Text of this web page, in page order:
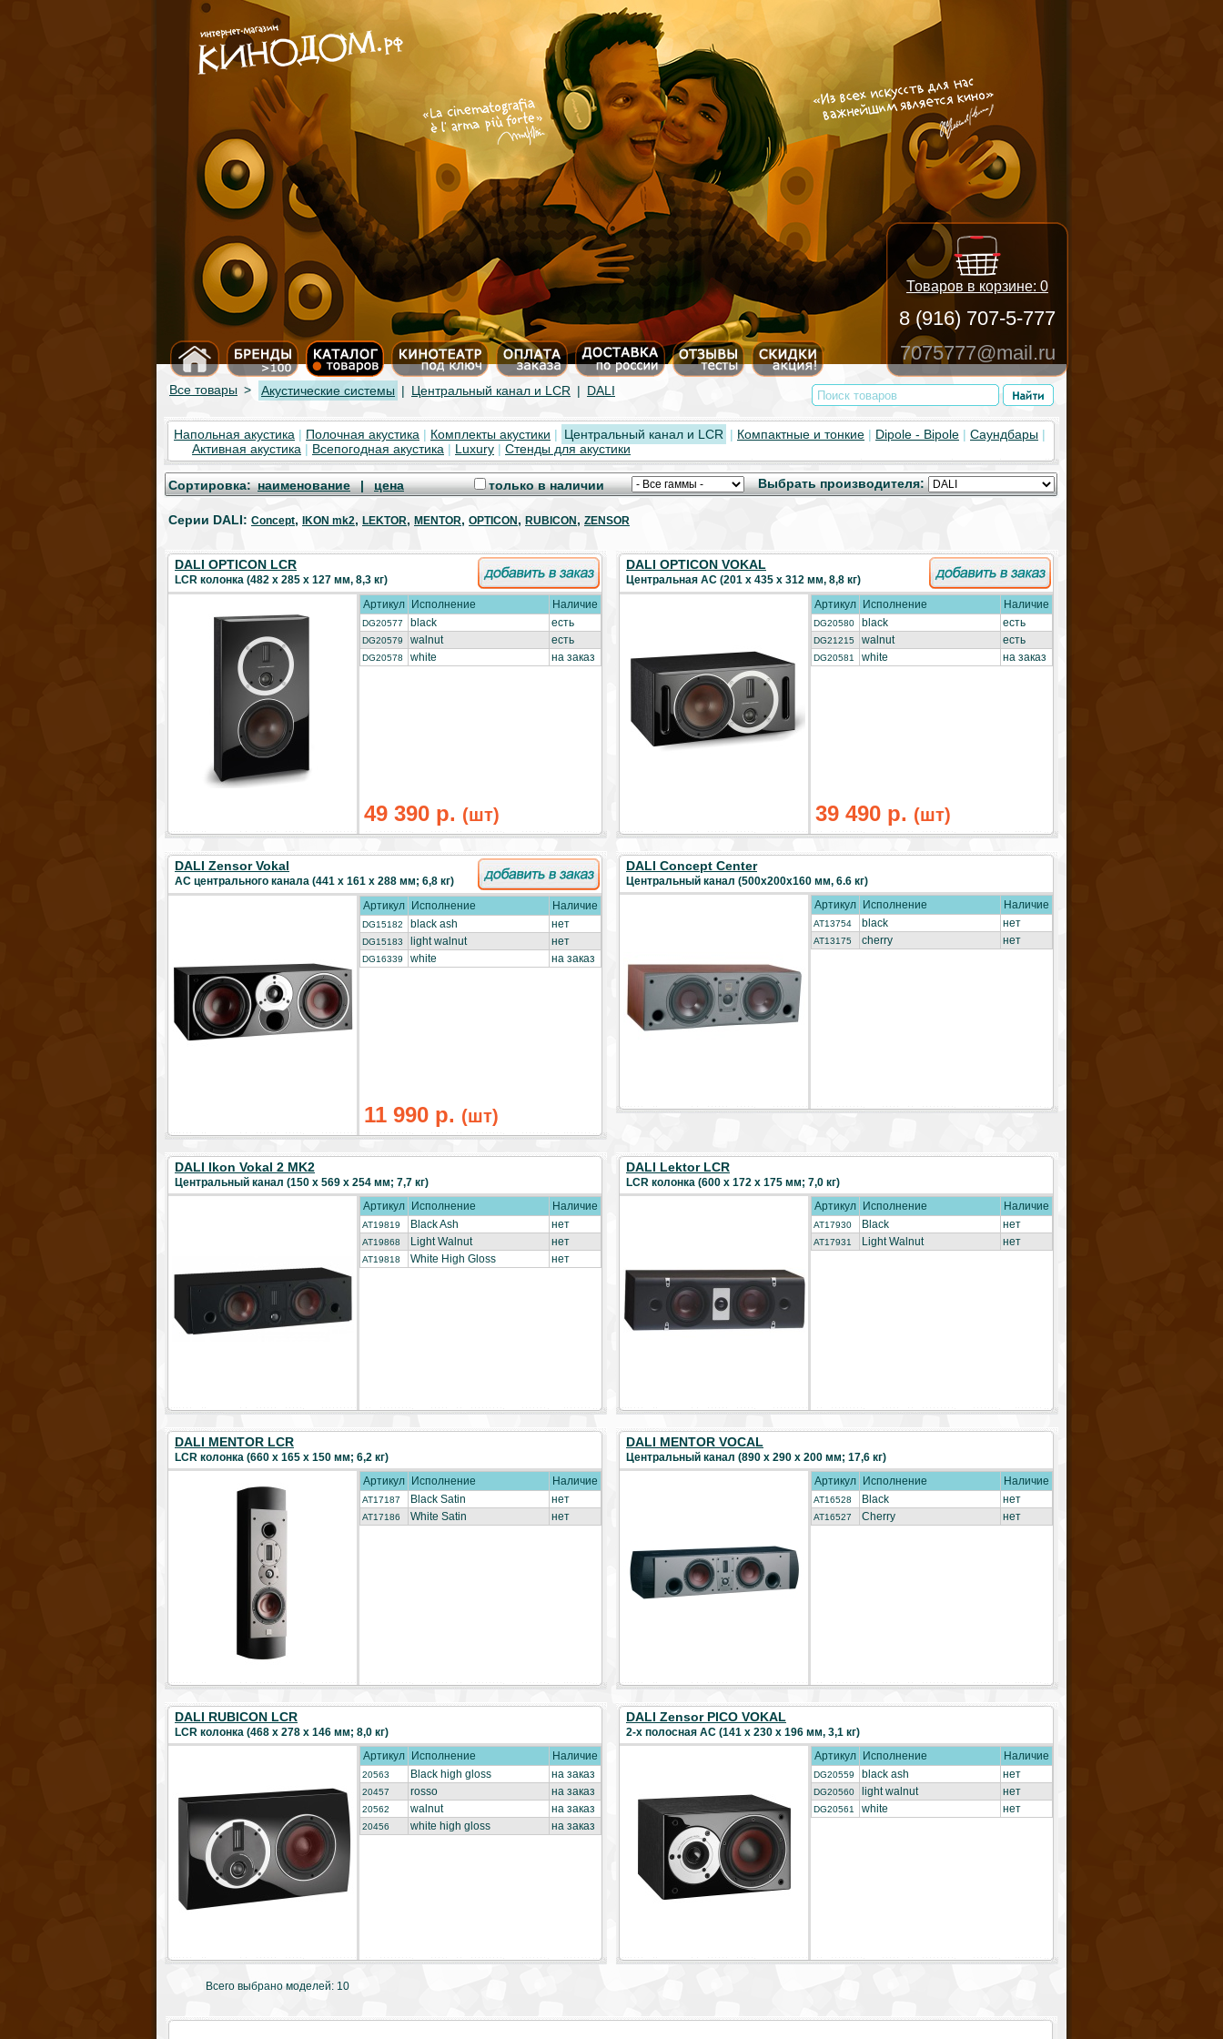
Товаров в корзине: 0
8 (916) 707-5-777
7075777@mail.ru
Все товары > Акустические системы | Центральный канал и LCR | DALI
Напольная акустика | Полочная акустика | Комплекты акустики | Центральный канал и LCR | Компактные и тонкие | Dipole - Bipole | Саундбары |
Активная акустика | Всепогодная акустика | Luxury | Стенды для акустики
Cортировка:наименование|цена только в наличии Выбрать производителя:
Серии DALI: Concept, IKON mk2, LEKTOR, MENTOR, OPTICON , RUBICON , ZENSOR
DALI OPTICON LCR
LCR колонка (482 x 285 x 127 мм, 8,3 кг)
Артикул
Исполнение Наличие
DG20577 black есть
DG20579 walnut есть
DG20578 white на заказ
49 390 р. (шт)
DALI OPTICON VOKAL
Центральная АС (201 x 435 x 312 мм, 8,8 кг)
Артикул
Исполнение Наличие
DG20580 black есть
DG21215 walnut есть
DG20581 white на заказ
39 490 р. (шт)
DALI Zensor Vokal
АС центрального канала (441 x 161 x 288 мм; 6,8 кг)
Артикул
Исполнение Наличие
DG15182 black ash нет
DG15183 light walnut нет
DG16339 white на заказ
11 990 р. (шт)
DALI Concept Center
Центральный канал (500х200х160 мм, 6.6 кг)
Артикул
Исполнение Наличие
AT13754 black нет
AT13175 cherry нет
DALI Ikon Vokal 2 MK2
Центральный канал (150 x 569 x 254 мм; 7,7 кг)
Артикул
Исполнение Наличие
AT19819 Black Ash нет
AT19868 Light Walnut нет
AT19818 White High Gloss нет
DALI Lektor LCR
LCR колонка (600 x 172 x 175 мм; 7,0 кг)
Артикул
Исполнение Наличие
AT17930 Black нет
AT17931 Light Walnut нет
DALI MENTOR LCR
LCR колонка (660 x 165 x 150 мм; 6,2 кг)
Артикул
Исполнение Наличие
AT17187 Black Satin нет
AT17186 White Satin нет
DALI MENTOR VOCAL
Центральный канал (890 х 290 х 200 мм; 17,6 кг)
Артикул
Исполнение Наличие
AT16528 Black нет
AT16527 Cherry нет
DALI RUBICON LCR
LCR колонка (468 x 278 x 146 мм; 8,0 кг)
Артикул
Исполнение Наличие
20563 Black high gloss на заказ
20457 rosso на заказ
20562 walnut на заказ
20456 white high gloss на заказ
DALI Zensor PICO VOKAL
2-х полосная АС (141 x 230 x 196 мм, 3,1 кг)
Артикул
Исполнение Наличие
DG20559 black ash нет
DG20560 light walnut нет
DG20561 white нет
Всего выбрано моделей: 10